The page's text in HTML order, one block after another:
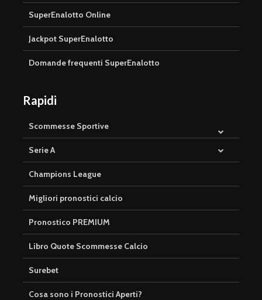
SuperEnalotto Online
Jackpot SuperEnalotto
Domande frequenti SuperEnalotto
Rapidi
Scommesse Sportive
Serie A
Champions League
Migliori pronostici calcio
Pronostico PREMIUM
Libro Quote Scommesse Calcio
Surebet
Cosa sono i Pronostici Aperti?